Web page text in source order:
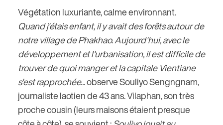
Végétation luxuriante, calme environnant.
Quand j'étais enfant, il y avait des forêts autour de
notre village de Phakhao. Aujourd'hui, avec le
développement et l'urbanisation, il est difficile de
trouver de quoi manger et la capitale Vientiane
s'est rapprochée...observe Souliyo Sengngnam,
journaliste laotien de 43 ans. Vilaphan, son très
proche cousin (leurs maisons étaient presque